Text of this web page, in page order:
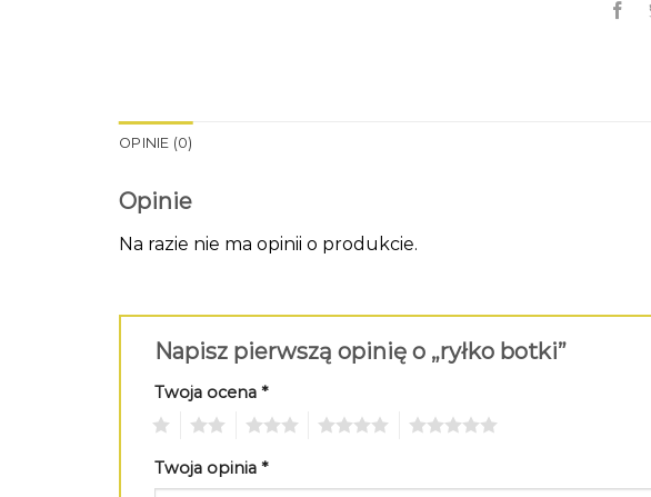
OPINIE (0)
Opinie
Na razie nie ma opinii o produkcie.
Napisz pierwszą opinię o „ryłko botki”
Twoja ocena *
Twoja opinia *